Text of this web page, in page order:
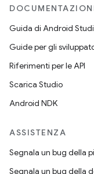
Guida di Android
Guide per gli
Riferimenti per le API
Scarica Studio
Android NDK
ASSISTENZA
Segnala un bug della
Segnala un bug della